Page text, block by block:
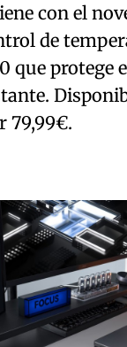
con el
de
que protege
79,99€.